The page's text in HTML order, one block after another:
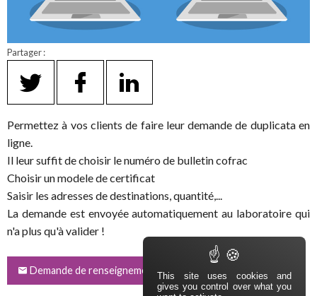
Permettez à vos clients de faire leur demande de duplicata en
ligne.
Il leur suffit de choisir le numéro de bulletin cofrac
Choisir un modele de certificat
Saisir les adresses de destinations, quantité,...
La demande est envoyée automatiquement au laboratoire qui
n'a plus qu'à valider !
Demande de renseignement
Partager :
This site uses cookies and
gives you control over what you